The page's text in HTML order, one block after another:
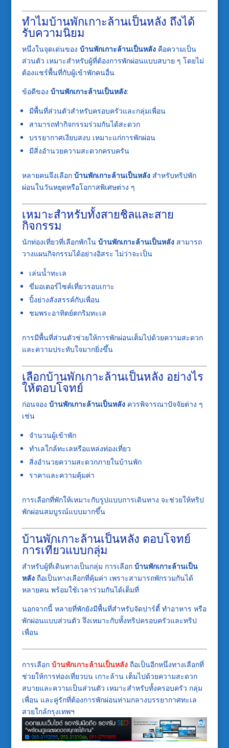
ทำไมบ้านพักเกาะล้านเป็นหลัง ถึงได้
รับความนิยม
หนึ่งในจุดเด่นของ บ้านพักเกาะล้านเป็นหลังคือความเป็น
ส่วนตัว เหมาะสำหรับผู้ที่ต้องการพักผ่อนแบบสบาย ๆ โดยไม่
ต้องแชร์พื้นที่กับผู้เข้าพักคนอื่น
ข้อดีของ บ้านพักเกาะล้านเป็นหลัง:
มีพื้นที่ส่วนตัวสำหรับครอบครัวและกลุ่มเพื่อน
สามารถทำกิจกรรมร่วมกันได้สะดวก
บรรยากาศเงียบสงบ เหมาะแก่การพักผ่อน
มีสิ่งอำนวยความสะดวกครบครัน
หลายคนจึงเลือก บ้านพักเกาะล้านเป็นหลังสำหรับทริปพัก
ผ่อนในวันหยุดหรือโอกาสพิเศษต่าง ๆ
เหมาะสำหรับทั้งสายชิลและสาย
กิจกรรม
นักท่องเที่ยวที่เลือกพักใน บ้านพักเกาะล้านเป็นหลังสามารถ
วางแผนกิจกรรมได้อย่างอิสระ ไม่ว่าจะเป็น
เล่นน้ำทะเล
ขี่มอเตอร์ไซค์เที่ยวรอบเกาะ
ปิ้งย่างสังสรรค์กับเพื่อน
ชมพระอาทิตย์ตกริมทะเล
การมีพื้นที่ส่วนตัวช่วยให้การพักผ่อนเต็มไปด้วยความสะดวก
และความประทับใจมากยิ่งขึ้น
เลือกบ้านพักเกาะล้านเป็นหลัง อย่างไร
ให้ตอบโจทย์
ก่อนจอง บ้านพักเกาะล้านเป็นหลังควรพิจารณาปัจจัยต่าง ๆ
เช่น
จำนวนผู้เข้าพัก
ทำเลใกล้ทะเลหรือแหล่งท่องเที่ยว
สิ่งอำนวยความสะดวกภายในบ้านพัก
ราคาและความคุ้มค่า
การเลือกที่พักให้เหมาะกับรูปแบบการเดินทาง จะช่วยให้ทริป
พักผ่อนสมบูรณ์แบบมากขึ้น
บ้านพักเกาะล้านเป็นหลัง ตอบโจทย์
การเที่ยวแบบกลุ่ม
สำหรับผู้ที่เดินทางเป็นกลุ่ม การเลือก บ้านพักเกาะล้านเป็น
หลังถือเป็นทางเลือกที่คุ้มค่า เพราะสามารถพักรวมกันได้
หลายคน พร้อมใช้เวลาร่วมกันได้เต็มที่
นอกจากนี้ หลายที่พักยังมีพื้นที่สำหรับจัดปาร์ตี้ ทำอาหาร หรือ
พักผ่อนแบบส่วนตัว จึงเหมาะกับทั้งทริปครอบครัวและทริป
เพื่อน
การเลือก บ้านพักเกาะล้านเป็นหลังถือเป็นอีกหนึ่งทางเลือกที่
ช่วยให้การท่องเที่ยวบน เกาะล้านเต็มไปด้วยความสะดวก
สบายและความเป็นส่วนตัว เหมาะสำหรับทั้งครอบครัว กลุ่ม
เพื่อน และคู่รักที่ต้องการพักผ่อนท่ามกลางบรรยากาศทะเล
สวยใกล้กรุงเทพฯ